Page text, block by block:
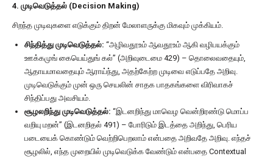
4. முடிவெடுத்தல் (Decision Making)
சிறந்த முடிவுகளை எடுக்கும் திறன் மேலாளருக்கு மிகவும் முக்கியம்.
சிந்தித்து முடிவெடுத்தல்: “அழிவதூஉம் ஆவதூஉம் ஆகி வழிபயக்கும்
ஊக்கமுங் கையெய்துங் கல்” (அறிவுடைமை 429) – தொலைவதையும்,
ஆதாயமாவதையும் ஆராய்ந்து, அதற்கேற்ற முடிவை எடுப்பதே அறிவு.
முடிவெடுக்கும் முன் ஒரு செயலின் சாதக பாதகங்களை விரிவாகச்
சிந்திப்பது அவசியம்.
சூழலறிந்து முடிவெடுத்தல்: “இடனறிந்து மாவெழ வென்றிரண்டு மொப்ப
வறியு மறன்” (இடனறிதல் 491) – போரிடும் இடத்தை அறிந்து, பெரிய
படையைக் கொண்டும் வெற்றிபெறலாம் என்பதை அறிவதே அறிவு. எந்தச்
சூழலில், எந்த முறையில் முடிவெடுக்க வேண்டும் என்பதை Contextual